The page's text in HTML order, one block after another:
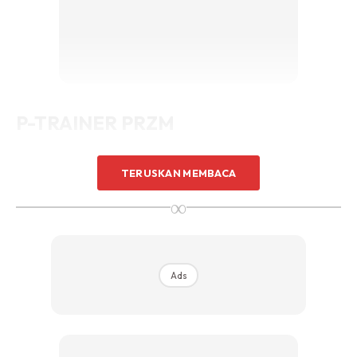
TERUSKAN MEMBACA
∞
Ads